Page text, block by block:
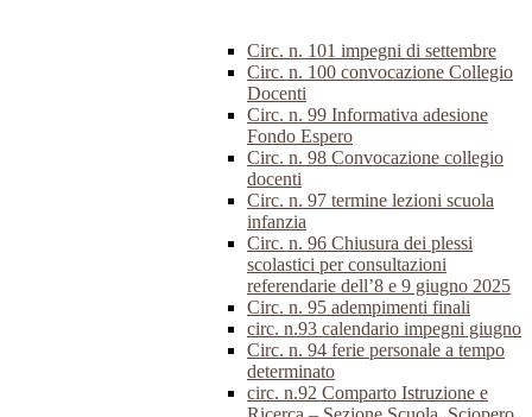
Circ. n. 101 impegni di settembre
Circ. n. 100 convocazione Collegio
Docenti
Circ. n. 99 Informativa adesione
Fondo Espero
Circ. n. 98 Convocazione collegio
docenti
Circ. n. 97 termine lezioni scuola
infanzia
Circ. n. 96 Chiusura dei plessi
scolastici per consultazioni
referendarie dell’8 e 9 giugno 2025
Circ. n. 95 adempimenti finali
circ. n.93 calendario impegni giugno
Circ. n. 94 ferie personale a tempo
determinato
circ. n.92 Comparto Istruzione e